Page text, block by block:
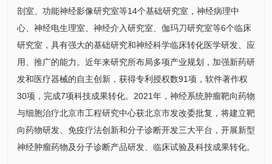
剖室、功能神经影像研究室等14个基础研究室，神经病理中
心、神经电生理室、神经介入研究室、伽玛刀研究室等6个临床
研究室，具有强大的基础研究和神经科学临床转化医学研发、应
用、推广的能力。近年来研究所布局多项产业规划，加强新药研
发和医疗器械的自主创新，获得专利授权数91项，软件著作权
30项，完成7项科技成果转化。2021年，神经系统肿瘤靶向药物
与细胞治疗北京市工程研究中心获北京市发改委批复，将建立靶
向药物研发、免疫疗法创新和分子诊断开发三大平台，开展新型
神经肿瘤药物及分子诊断产品研发、临床试验及科技成果转化。